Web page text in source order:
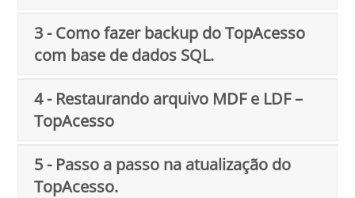
3 - Como fazer backup do TopAcesso
com base de dados SQL.
4 - Restaurando arquivo MDF e LDF –
TopAcesso
5 - Passo a passo na atualização do
TopAcesso.